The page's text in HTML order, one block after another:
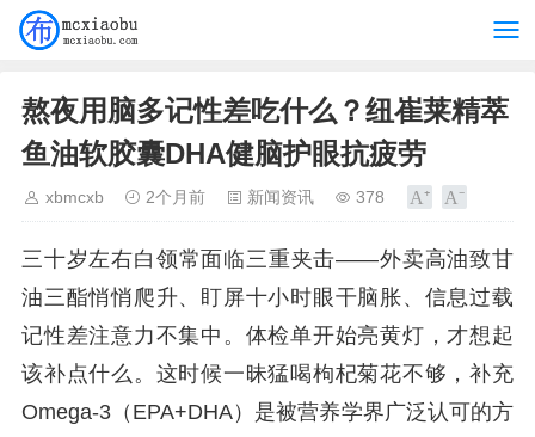
熬夜用脑多记性差吃什么？纽崔莱精萃
鱼油软胶囊DHA健脑护眼抗疲劳
xbmcxb 2个月前 新闻资讯 378
三十岁左右白领常面临三重夹击——外卖高油致甘
油三酯悄悄爬升、盯屏十小时眼干脑胀、信息过载
记性差注意力不集中。体检单开始亮黄灯，才想起
该补点什么。这时候一昧猛喝枸杞菊花不够，补充
Omega‑3（EPA+DHA）是被营养学界广泛认可的方